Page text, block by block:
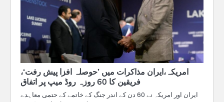
امریکہ،ایران مذاکرات میں ’حوصلہ افزا پیش رفت‘،
فریقین کا 60 روزہ روڈ میپ پر اتفاق
ایران اور امریکہ نے 60 دن کے اندر جنگ کے خاتمے کے حتمی معاہدے